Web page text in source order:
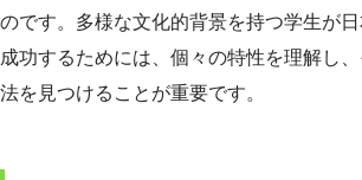
のです。多様な文化的背景を持つ学生が
成功するためには、個々の特性を理解し
法を見つけることが重要です。